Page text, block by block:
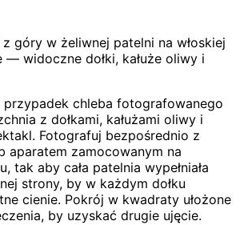
góry w żeliwnej patelni na włoskiej
— widoczne dołki, kałuże oliwy i
chleba fotografowanego
z dołkami, kałużami oliwy i
Fotografuj bezpośrednio z
aparatem zamocowanym na
tak aby cała patelnia wypełniała
strony, by w każdym dołku
cienie. Pokrój w kwadraty ułożone
by uzyskać drugie ujęcie.